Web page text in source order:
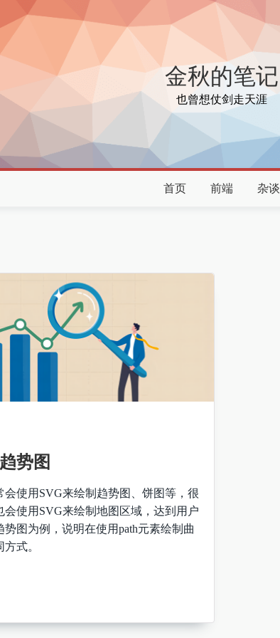
金秋的笔记
也曾想仗剑走天涯
首页 前端 杂谈
势图
使用SVG来绘制趋势图、饼图等，很
会使用SVG来绘制地图区域，达到用户
图为例，说明在使用path元素绘制曲
式。